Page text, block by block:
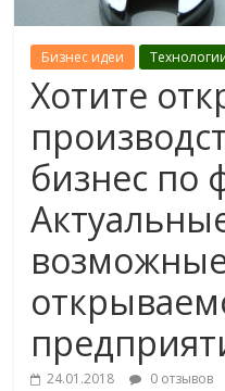
Бизнес идеи
Хотите
бизнес по
24.01.2018 0 отзывов